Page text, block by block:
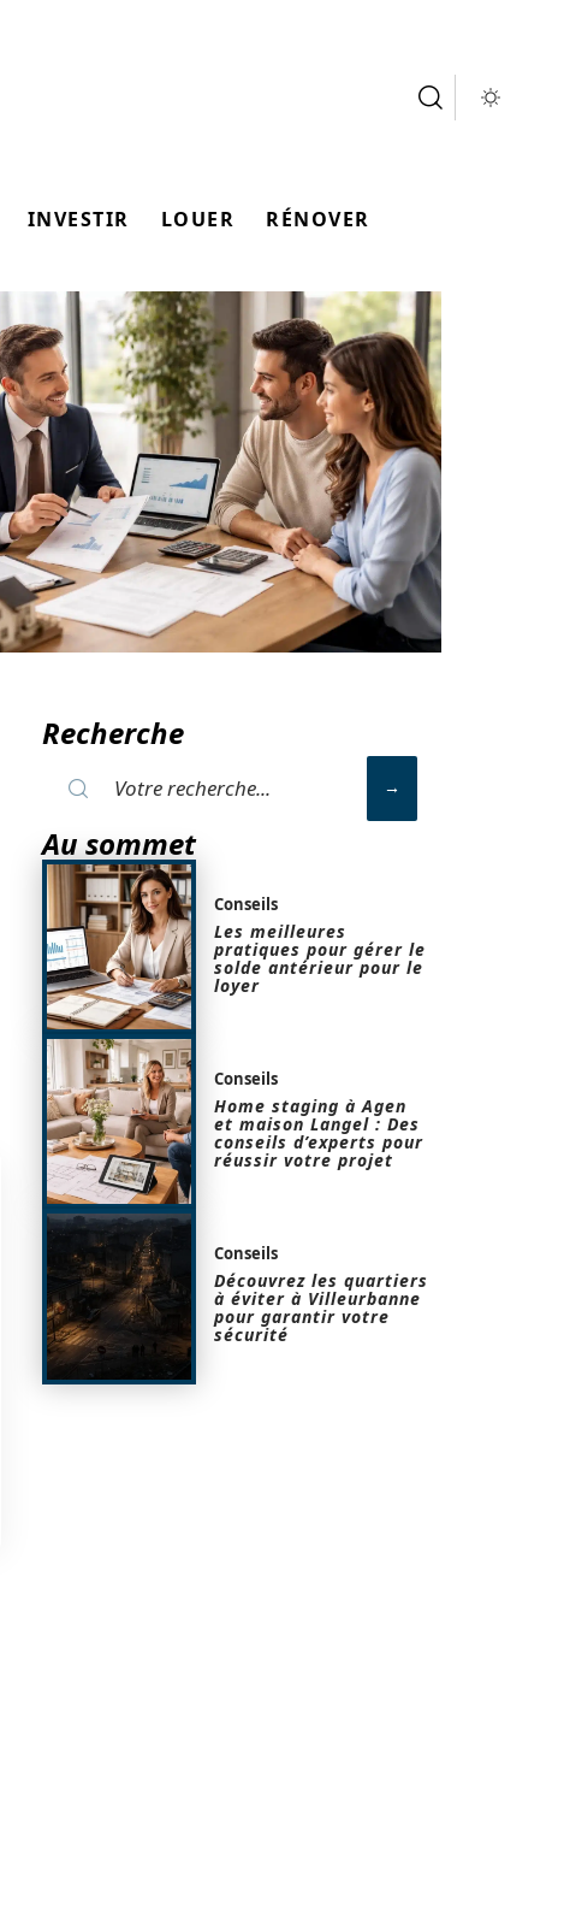
INVESTIR LOUER RÉNOVER
Recherche
Au sommet
Conseils
Les meilleures
pratiques pour gérer le
solde antérieur pour le
loyer
Conseils
Home staging à Agen
et maison Langel : Des
conseils d’experts pour
réussir votre projet
Conseils
Découvrez les quartiers
à éviter à Villeurbanne
pour garantir votre
sécurité